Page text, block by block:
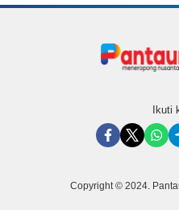
Ikuti
Copyright © 2024.